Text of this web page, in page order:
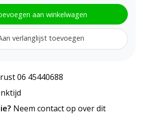
aan winkelwagen
verlanglijst toevoegen
06 45440688
Neem contact op over dit